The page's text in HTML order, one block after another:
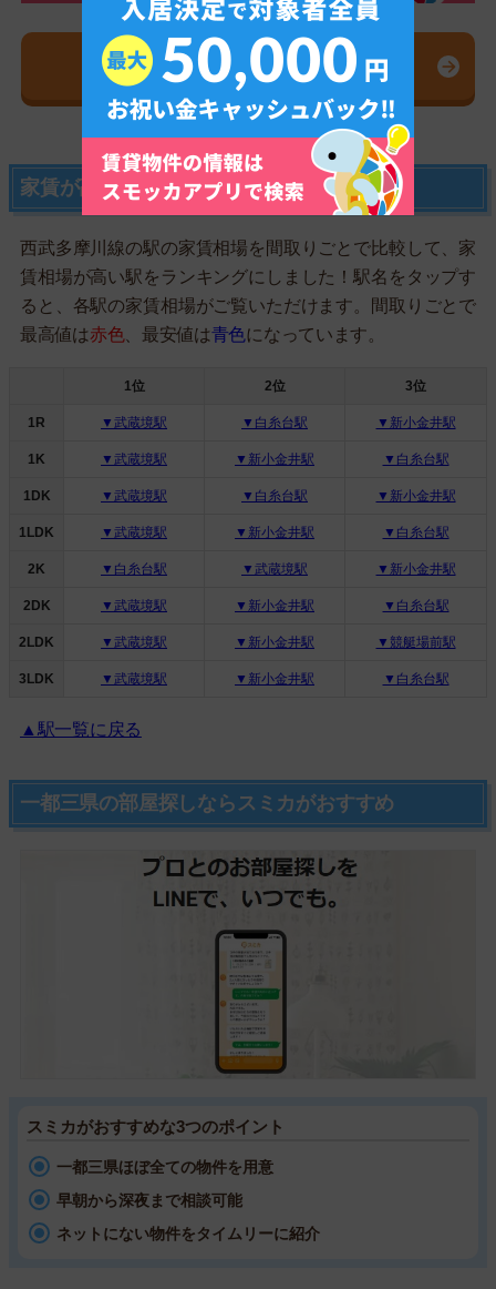
スモッカを無料ダウンロード
家賃が高い駅ランキング【間取り別】
西武多摩川線の駅の家賃相場を間取りごとで比較して、家
賃相場が高い駅をランキングにしました！駅名をタップす
ると、各駅の家賃相場がご覧いただけます。間取りごとで
最高値は赤色、最安値は青色になっています。
1位 2位 3位
1R ▼武蔵境駅 ▼白糸台駅 ▼新小金井駅
1K ▼武蔵境駅 ▼新小金井駅 ▼白糸台駅
1DK ▼武蔵境駅 ▼白糸台駅 ▼新小金井駅
1LDK ▼武蔵境駅 ▼新小金井駅 ▼白糸台駅
2K ▼白糸台駅 ▼武蔵境駅 ▼新小金井駅
2DK ▼武蔵境駅 ▼新小金井駅 ▼白糸台駅
2LDK ▼武蔵境駅 ▼新小金井駅 ▼競艇場前駅
3LDK ▼武蔵境駅 ▼新小金井駅 ▼白糸台駅
▲駅一覧に戻る
一都三県の部屋探しならスミカがおすすめ
スミカがおすすめな3つのポイント
一都三県ほぼ全ての物件を用意
早朝から深夜まで相談可能
ネットにない物件をタイムリーに紹介